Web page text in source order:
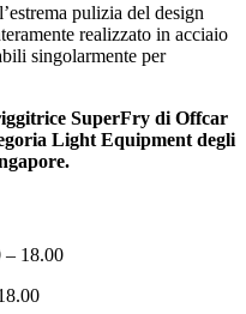
pulizia del design
realizzato in acciaio
singolarmente per
SuperFry di Offcar
Light Equipment degli
– 18.00